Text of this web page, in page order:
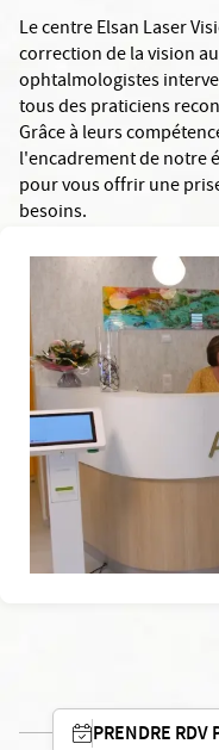
Le centre Elsan Laser
correction de la vision
ophtalmologistes
tous des praticiens
Grâce à leurs
l'encadrement de notre
pour vous offrir une
besoins.
PRENDRE